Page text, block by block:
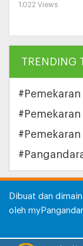
1.022 Views
TRENDING
Dibuat dan
oleh